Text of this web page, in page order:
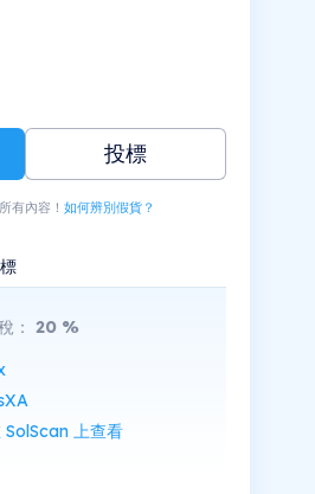
投標
有內容！如何辨別假貨？
： 20%
SolScan 上查看